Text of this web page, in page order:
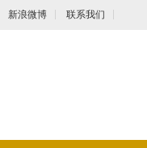
新浪微博 联系我们